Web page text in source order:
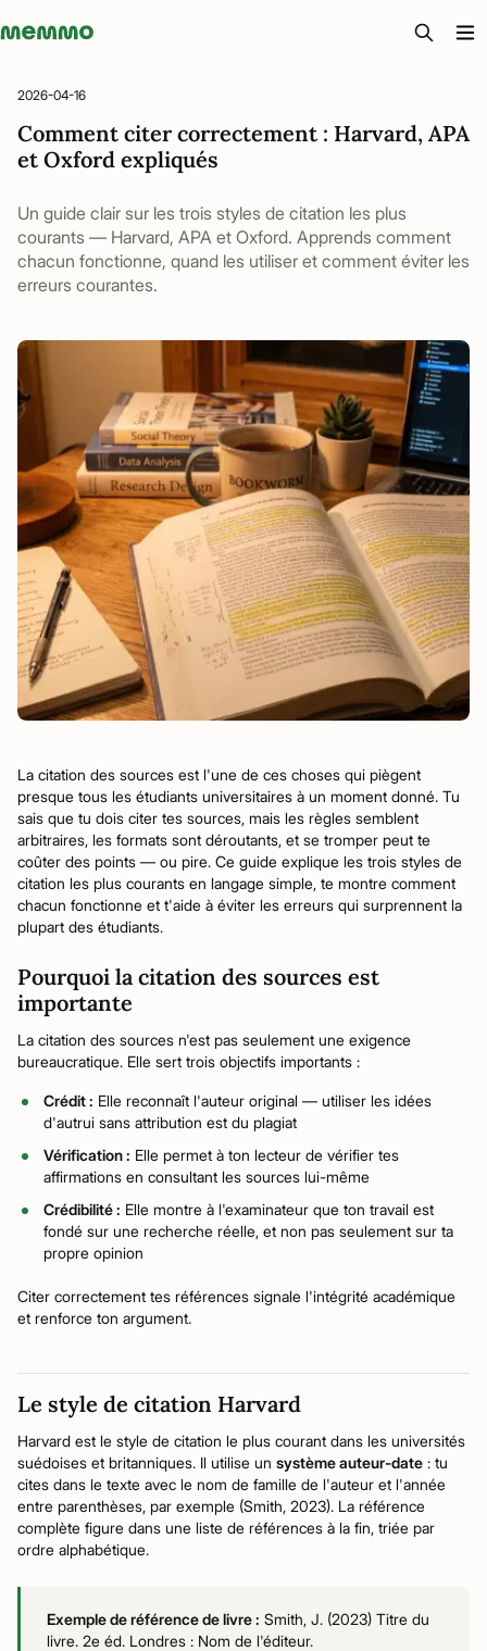
Memmo - AI-verktyg och digital kurslitteratur
2026-04-16
Comment citer correctement : Harvard, APA
et Oxford expliqués
Un guide clair sur les trois styles de citation les plus
courants — Harvard, APA et Oxford. Apprends comment
chacun fonctionne, quand les utiliser et comment éviter les
erreurs courantes.
La citation des sources est l'une de ces choses qui piègent
presque tous les étudiants universitaires à un moment donné. Tu
sais que tu dois citer tes sources, mais les règles semblent
arbitraires, les formats sont déroutants, et se tromper peut te
coûter des points — ou pire. Ce guide explique les trois styles de
citation les plus courants en langage simple, te montre comment
chacun fonctionne et t'aide à éviter les erreurs qui surprennent la
plupart des étudiants.
Pourquoi la citation des sources est
importante
La citation des sources n'est pas seulement une exigence
bureaucratique. Elle sert trois objectifs importants :
Crédit : Elle reconnaît l'auteur original — utiliser les idées
d'autrui sans attribution est du plagiat
Vérification : Elle permet à ton lecteur de vérifier tes
affirmations en consultant les sources lui-même
Crédibilité : Elle montre à l'examinateur que ton travail est
fondé sur une recherche réelle, et non pas seulement sur ta
propre opinion
Citer correctement tes références signale l'intégrité académique
et renforce ton argument.
Le style de citation Harvard
Harvard est le style de citation le plus courant dans les universités
suédoises et britanniques. Il utilise un système auteur-date : tu
cites dans le texte avec le nom de famille de l'auteur et l'année
entre parenthèses, par exemple (Smith, 2023). La référence
complète figure dans une liste de références à la fin, triée par
ordre alphabétique.
Exemple de référence de livre : Smith, J. (2023) Titre du
livre. 2e éd. Londres : Nom de l'éditeur.